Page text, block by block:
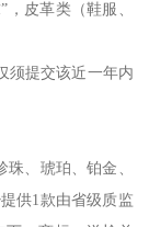
皮革类（鞋服、
须提交该近一年内
、琥珀、铂金、
供1款由省级质监